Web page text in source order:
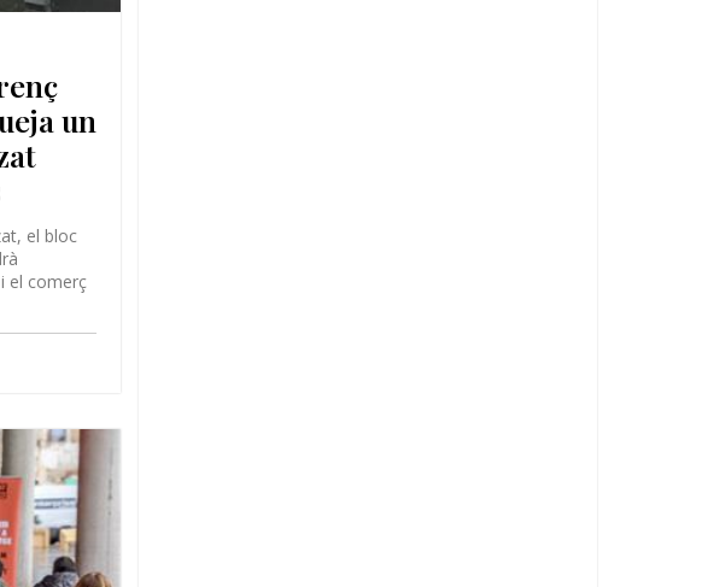
un
el bloc
el comerç